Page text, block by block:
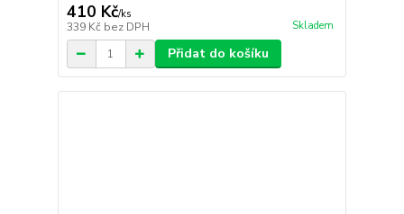
410 Kč/ks
339 Kč bez DPH Skladem
Přidat do košíku